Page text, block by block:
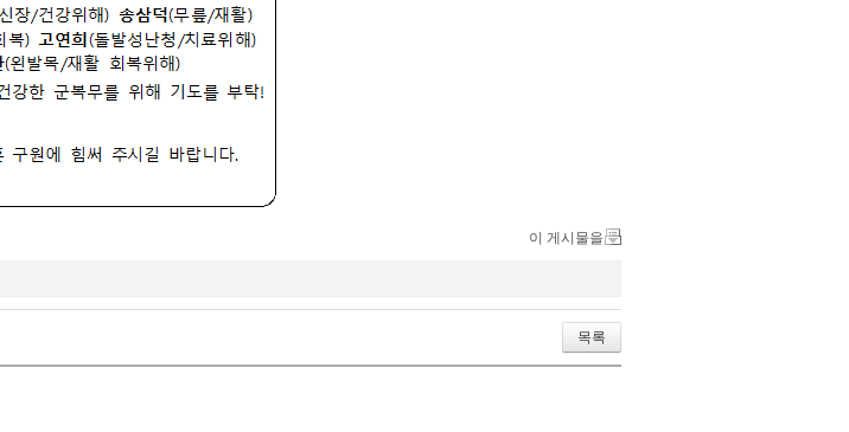
이 게시물을
목록